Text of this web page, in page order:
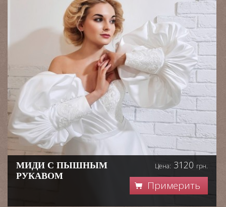
МИДИ С ПЫШНЫМ
РУКАВОМ
Цена: 3120 грн.
Примерить